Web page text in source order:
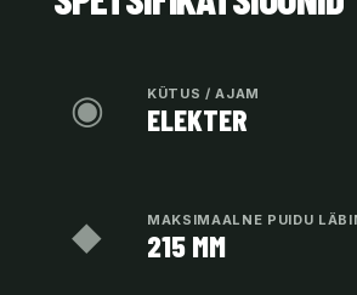
◉ KÜTUS / AJAM
ELEKTER
◆ MAKSIMAALNE PUIDU
215 MM